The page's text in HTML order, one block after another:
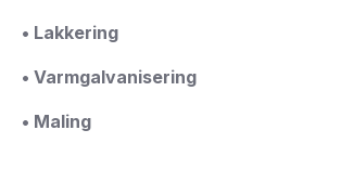
• Lakkering
• Varmgalvanisering
• Maling